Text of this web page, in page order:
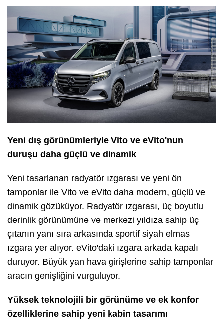
Yeni dış görünümleriyle Vito ve eVito'nun
duruşu daha güçlü ve dinamik
Yeni tasarlanan radyatör ızgarası ve yeni ön
tamponlar ile Vito ve eVito daha modern, güçlü ve
dinamik gözüküyor. Radyatör ızgarası, üç boyutlu
derinlik görünümüne ve merkezi yıldıza sahip üç
çıtanın yanı sıra arkasında sportif siyah elmas
ızgara yer alıyor. eVito'daki ızgara arkada kapalı
duruyor. Büyük yan hava girişlerine sahip tamponlar
aracın genişliğini vurguluyor.
Yüksek teknolojili bir görünüme ve ek konfor
özelliklerine sahip yeni kabin tasarımı